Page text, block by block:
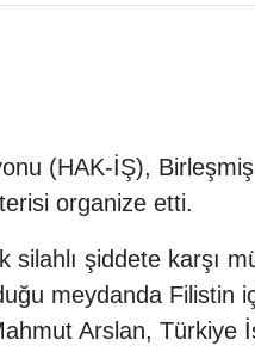
(HAK-İŞ),
organize etti.
silahlı şiddete karşı
meydanda Filistin
Arslan, Türkiye